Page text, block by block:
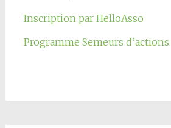
Inscription par HelloAsso
Programme Semeurs d’actions: